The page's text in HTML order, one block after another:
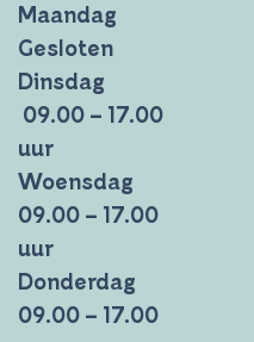
Maandag
Gesloten
Dinsdag
09.00 – 17.00
uur
Woensdag
09.00 – 17.00
uur
Donderdag
09.00 – 17.00